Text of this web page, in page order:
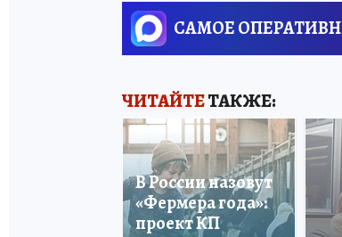
САМОЕ
ЧИТАЙТЕТАКЖЕ:
В России назовут
«Фермера года»:
проект КП